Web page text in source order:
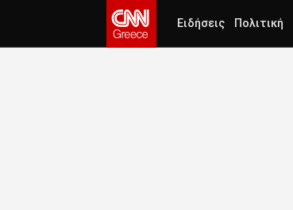
Ειδήσεις Πολιτική